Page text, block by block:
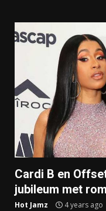
Cardi B en
jubileum met
Hot Jamz 4 years ago